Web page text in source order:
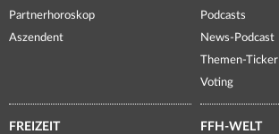
Partnerhoroskop
Aszendent
Podcasts
News-Podcast
Themen-Ticker
Voting
FREIZEIT FFH-WELT